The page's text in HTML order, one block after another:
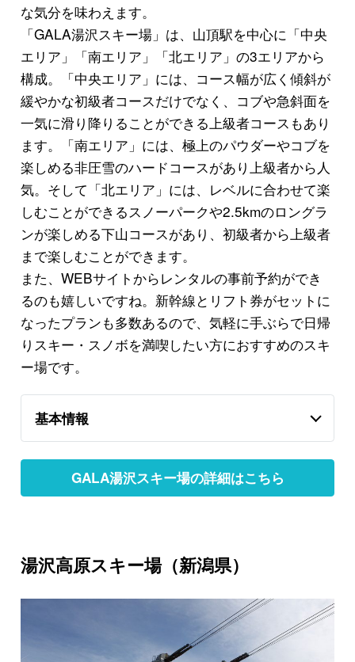
な気分を味わえます。
「GALA湯沢スキー場」は、山頂駅を中心に「中央
エリア」「南エリア」「北エリア」の3エリアから
構成。「中央エリア」には、コース幅が広く傾斜が
緩やかな初級者コースだけでなく、コブや急斜面を
一気に滑り降りることができる上級者コースもあり
ます。「南エリア」には、極上のパウダーやコブを
楽しめる非圧雪のハードコースがあり上級者から人
気。そして「北エリア」には、レベルに合わせて楽
しむことができるスノーパークや2.5kmのロングラ
ンが楽しめる下山コースがあり、初級者から上級者
まで楽しむことができます。
また、WEBサイトからレンタルの事前予約ができ
るのも嬉しいですね。新幹線とリフト券がセットに
なったプランも多数あるので、気軽に手ぶらで日帰
りスキー・スノボを満喫したい方におすすめのスキ
ー場です。
基本情報
GALA湯沢スキー場の詳細はこちら
湯沢高原スキー場（新潟県）